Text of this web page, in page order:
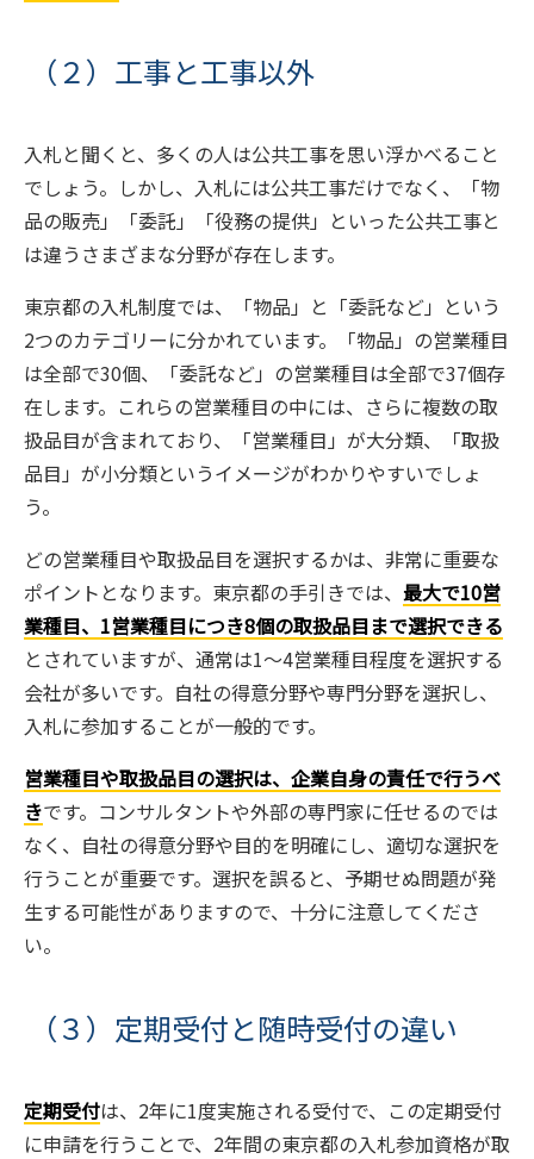
（２）工事と工事以外
入札と聞くと、多くの人は公共工事を思い浮かべること
でしょう。しかし、入札には公共工事だけでなく、「物
品の販売」「委託」「役務の提供」といった公共工事と
は違うさまざまな分野が存在します。
東京都の入札制度では、「物品」と「委託など」という
2つのカテゴリーに分かれています。「物品」の営業種目
は全部で30個、「委託など」の営業種目は全部で37個存
在します。これらの営業種目の中には、さらに複数の取
扱品目が含まれており、「営業種目」が大分類、「取扱
品目」が小分類というイメージがわかりやすいでしょ
う。
どの営業種目や取扱品目を選択するかは、非常に重要な
ポイントとなります。東京都の手引きでは、 最大で10営
業種目、1営業種目につき8個の取扱品目まで選択できる
とされていますが、通常は1～4営業種目程度を選択する
会社が多いです。自社の得意分野や専門分野を選択し、
入札に参加することが一般的です。
営業種目や取扱品目の選択は、企業自身の責任で行うべ
きです。コンサルタントや外部の専門家に任せるのでは
なく、自社の得意分野や目的を明確にし、適切な選択を
行うことが重要です。選択を誤ると、予期せぬ問題が発
生する可能性がありますので、十分に注意してくださ
い。
（３）定期受付と随時受付の違い
定期受付は、2年に1度実施される受付で、この定期受付
に申請を行うことで、2年間の東京都の入札参加資格が取